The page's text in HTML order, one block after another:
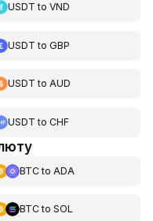
USDT toVND
USDT toGBP
USDT toAUD
USDT toCHF
BTCto ADA
BTCto SOL